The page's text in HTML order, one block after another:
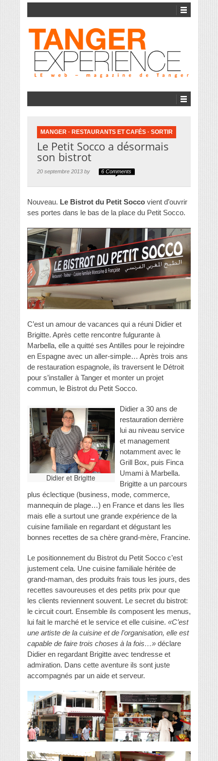
MANGER · RESTAURANTS ET CAFÉS · SORTIR
Le Petit Socco a désormais
son bistrot
20 septembre 2013 by 6 Comments
Nouveau. Le Bistrot du Petit Socco vient d’ouvrir
ses portes dans le bas de la place du Petit Socco.
C’est un amour de vacances qui a réuni Didier et
Brigitte. Après cette rencontre fulgurante à
Marbella, elle a quitté ses Antilles pour le rejoindre
en Espagne avec un aller-simple… Après trois ans
de restauration espagnole, ils traversent le Détroit
pour s’installer à Tanger et monter un projet
commun, le Bistrot du Petit Socco.
Didier et Brigitte
Didier a 30 ans de
restauration derrière
lui au niveau service
et management
notamment avec le
Grill Box, puis Finca
Umami à Marbella.
Brigitte a un parcours
plus éclectique (business, mode, commerce,
mannequin de plage…) en France et dans les Iles
mais elle a surtout une grande expérience de la
cuisine familiale en regardant et dégustant les
bonnes recettes de sa chère grand-mère, Francine.
Le positionnement du Bistrot du Petit Socco c’est
justement cela. Une cuisine familiale héritée de
grand-maman, des produits frais tous les jours, des
recettes savoureuses et des petits prix pour que
les clients reviennent souvent. Le secret du bistrot:
le circuit court. Ensemble ils composent les menus,
lui fait le marché et le service et elle cuisine. «C’est
une artiste de la cuisine et de l’organisation, elle est
capable de faire trois choses à la fois…» déclare
Didier en regardant Brigitte avec tendresse et
admiration. Dans cette aventure ils sont juste
accompagnés par un aide et serveur.